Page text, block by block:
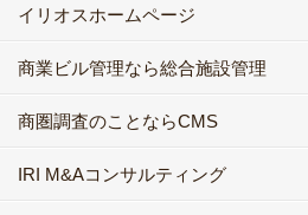
イリオスホームページ
商業ビル管理なら総合施設管理
商圏調査のことならCMS
IRI M&Aコンサルティング